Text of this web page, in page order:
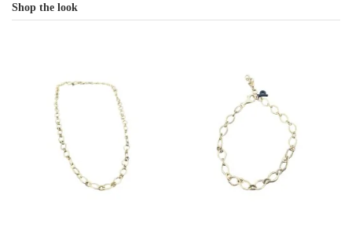
Shop the look